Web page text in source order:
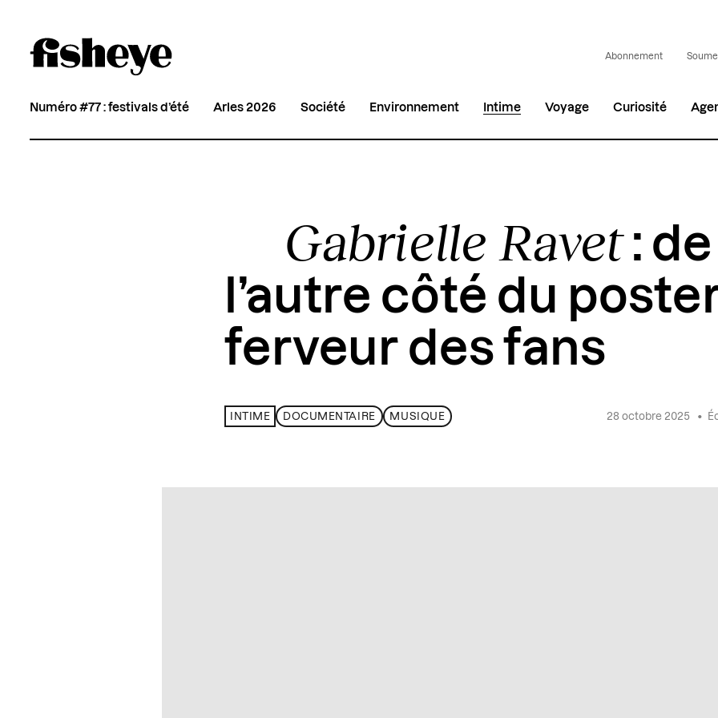
Abonnement
Numéro #77 : festivals d’été Arles 2026 Société Environnement Intime Voyage Curiosité
Gabrielle Ravet: de
l’autre côté du
ferveur des fans
INTIME DOCUMENTAIRE MUSIQUE 28 octobre 2025 •